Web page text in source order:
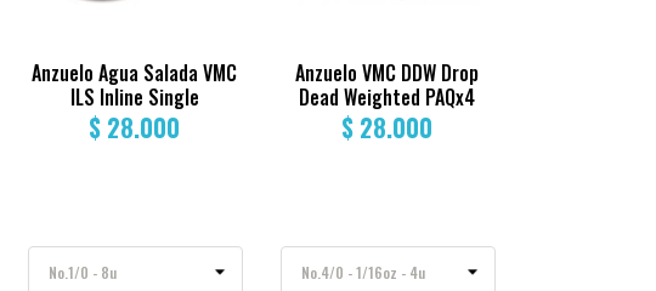
Anzuelo Agua Salada VMC
ILS Inline Single
$ 28.000
Anzuelo VMC DDW Drop
Dead Weighted PAQx4
$ 28.000